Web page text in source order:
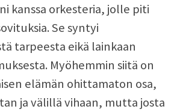
kanssa orkesteria, jolle piti
Se syntyi
tarpeesta eikä lainkaan
Myöhemmin siitä on
elämän ohittamaton osa,
ja välillä vihaan, mutta josta